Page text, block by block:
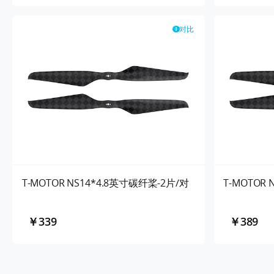
对比
T-MOTOR NS14*4.8英寸碳纤桨-2片/对
￥339
T-MOTOR
￥389